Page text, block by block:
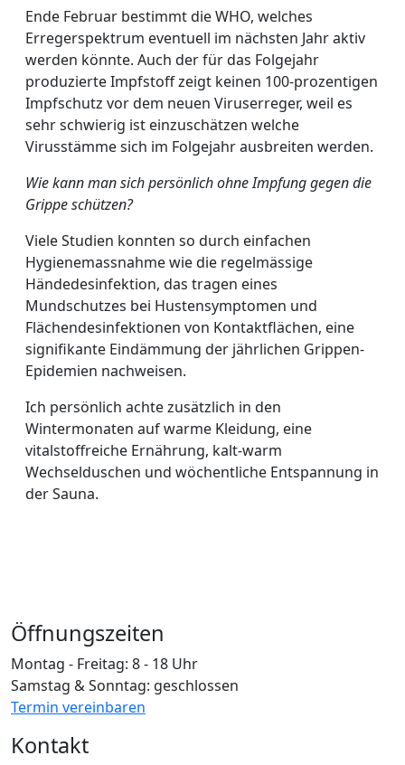
Ende Februar bestimmt die WHO, welches
Erregerspektrum eventuell im nächsten Jahr aktiv
werden könnte. Auch der für das Folgejahr
produzierte Impfstoff zeigt keinen 100-prozentigen
Impfschutz vor dem neuen Viruserreger, weil es
sehr schwierig ist einzuschätzen welche
Virusstämme sich im Folgejahr ausbreiten werden.
Wie kann man sich persönlich ohne Impfung gegen die
Grippe schützen?
Viele Studien konnten so durch einfachen
Hygienemassnahme wie die regelmässige
Händedesinfektion, das tragen eines
Mundschutzes bei Hustensymptomen und
Flächendesinfektionen von Kontaktflächen, eine
signifikante Eindämmung der jährlichen Grippen-
Epidemien nachweisen.
Ich persönlich achte zusätzlich in den
Wintermonaten auf warme Kleidung, eine
vitalstoffreiche Ernährung, kalt-warm
Wechselduschen und wöchentliche Entspannung in
der Sauna.
Öffnungszeiten
Montag - Freitag: 8 - 18 Uhr
Samstag & Sonntag: geschlossen
Termin vereinbaren
Kontakt